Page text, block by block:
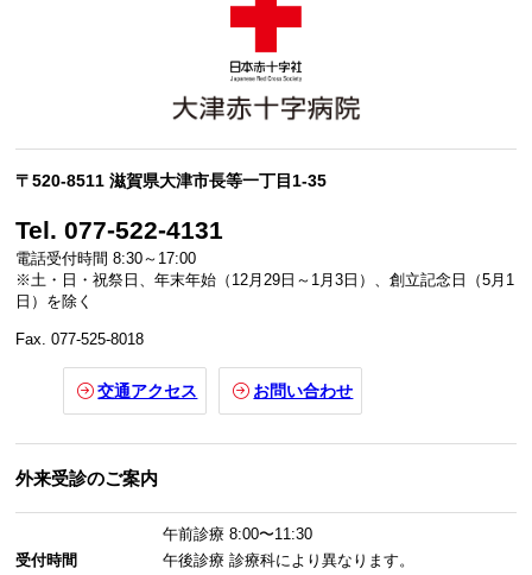
〒520-8511 滋賀県大津市長等一丁目1-35
Tel. 077-522-4131
電話受付時間 8:30～17:00
※土・日・祝祭日、年末年始（12月29日～1月3日）、創立記念日（5月1
日）を除く
Fax. 077-525-8018
交通アクセス お問い合わせ
外来受診のご案内
受付時間
午前診療8:00〜11:30
午後診療診療科により異なります。